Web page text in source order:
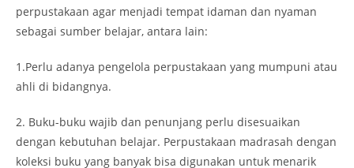
perpustakaan agar menjadi tempat idaman dan nyaman
sebagai sumber belajar, antara lain:
1.Perlu adanya pengelola perpustakaan yang mumpuni atau
ahli di bidangnya.
2. Buku-buku wajib dan penunjang perlu disesuaikan
dengan kebutuhan belajar. Perpustakaan madrasah dengan
koleksi buku yang banyak bisa digunakan untuk menarik